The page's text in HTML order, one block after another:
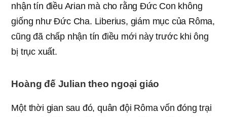
nhận tín điều Arian mà cho rằng Đức Con không
giống như Đức Cha. Liberius, giám mục của Rôma,
cũng đã chấp nhận tín điều mới này trước khi ông
bị trục xuất.
Hoàng đế Julian theo ngoại giáo
Một thời gian sau đó, quân đội Rôma vốn đóng trại